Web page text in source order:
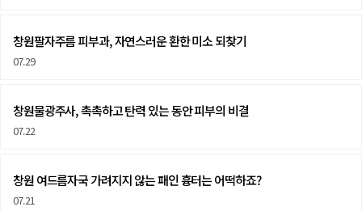
창원팔자주름 피부과, 자연스러운 환한 미소 되찾기
07.29
창원물광주사, 촉촉하고 탄력 있는 동안 피부의 비결
07.22
창원 여드름자국 가려지지 않는 패인 흉터는 어떡하죠?
07.21